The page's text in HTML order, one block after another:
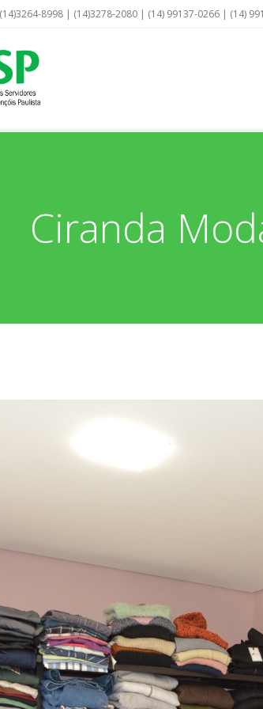
8998 | (14)3278-2080 | (14) 99137-0266 | (14)
Ciranda